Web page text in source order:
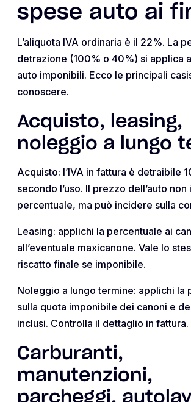
spese auto ai
L’aliquota IVA ordinaria è il 22%. La
detrazione (100% o 40%) si applica
auto imponibili. Ecco le principali
conoscere.
Acquisto, leasing,
noleggio a lungo
Acquisto: l’IVA in fattura è detraibile
secondo l’uso. Il prezzo dell’auto non
percentuale, ma può incidere sulla
Leasing: applichi la percentuale ai
all’eventuale maxicanone. Vale lo
riscatto finale se imponibile.
Noleggio a lungo termine: applichi la
sulla quota imponibile dei canoni e
inclusi. Controlla il dettaglio in fattura.
Carburanti,
manutenzioni,
parcheggi,